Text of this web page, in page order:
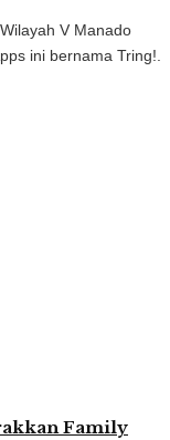
V Manado
ini bernama Tring!.
Family